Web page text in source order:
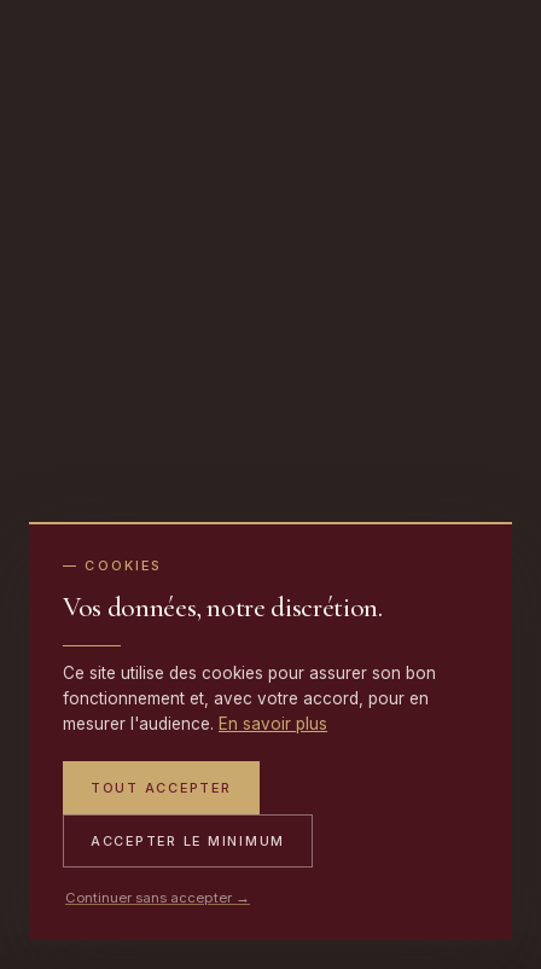
— COOKIES
Vos données, notre discrétion.
Ce site utilise des cookies pour assurer son bon
fonctionnement et, avec votre accord, pour en
mesurer l'audience. En savoir plus
TOUT ACCEPTER
ACCEPTER LE MINIMUM
Continuer sans accepter →